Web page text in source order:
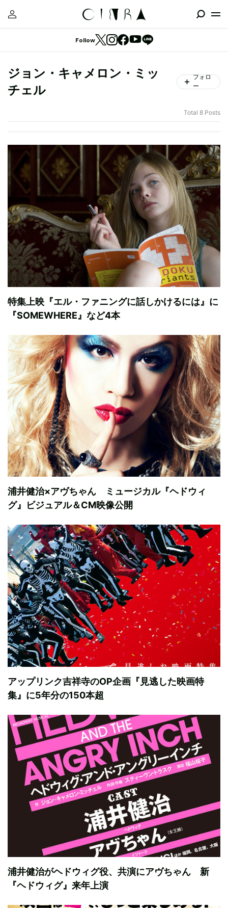
Follow
ジョン・キャメロン・ミッ
チェル
フォロ
ー
Total 8 Posts
特集上映『エル・ファニングに話しかけるには』に
『SOMEWHERE』など4本
浦井健治×アヴちゃん ミュージカル『ヘドウィ
グ』ビジュアル＆CM映像公開
アップリンク吉祥寺のOP企画『見逃した映画特
集』に5年分の150本超
浦井健治がヘドウィグ役、共演にアヴちゃん 新
『ヘドウィグ』来年上演